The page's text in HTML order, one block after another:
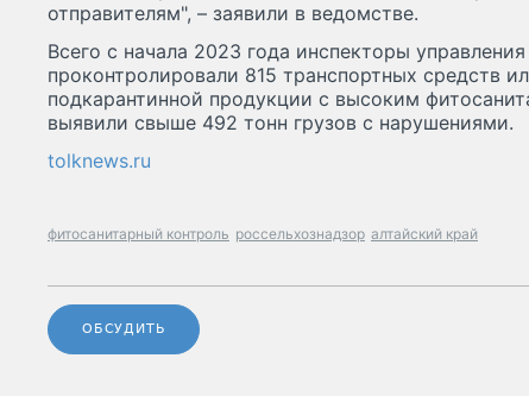
отправителям", – заявили в ведомстве.
Всего с начала 2023 года инспекторы
проконтролировали 815 транспортных средств
подкарантинной продукции с высоким
выявили свыше 492 тонн грузов с нарушениями.
tolknews.ru
фитосанитарный контроль россельхознадзор алтайский край
ОБСУДИТЬ